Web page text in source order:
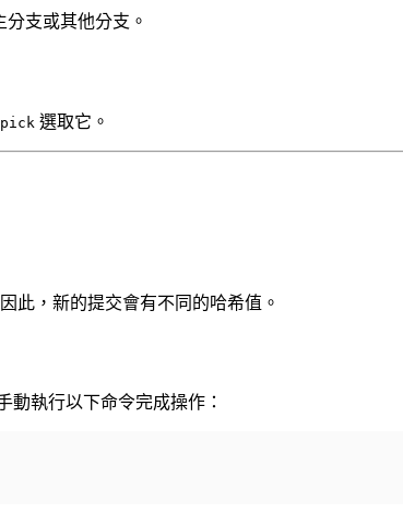
支或其他分支。
選取它。
此，新的提交會有不同的哈希值。
動執行以下命令完成操作：